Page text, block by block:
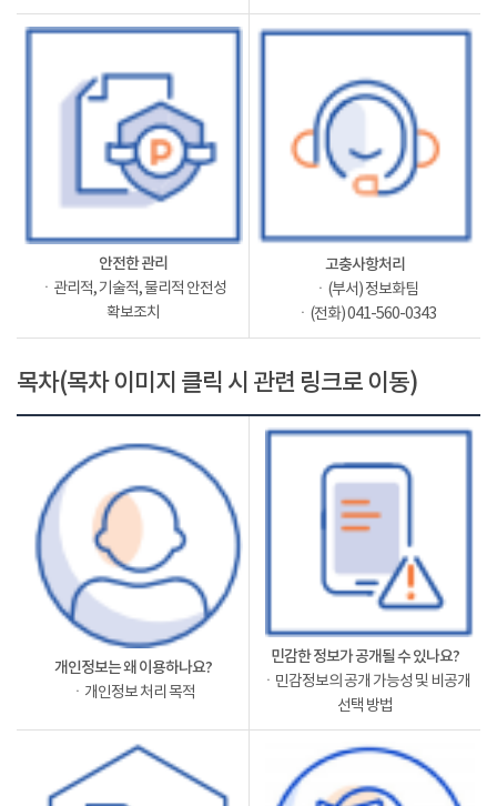
안전한 관리
ㆍ관리적, 기술적, 물리적 안전성
확보조치
고충사항처리
ㆍ(부서) 정보화팀
ㆍ(전화) 041-560-0343
목차(목차 이미지 클릭 시 관련 링크로 이동)
개인정보는 왜 이용하나요?
ㆍ개인정보 처리 목적
민감한 정보가 공개될 수 있나요?
ㆍ민감정보의 공개 가능성 및 비공개
선택 방법